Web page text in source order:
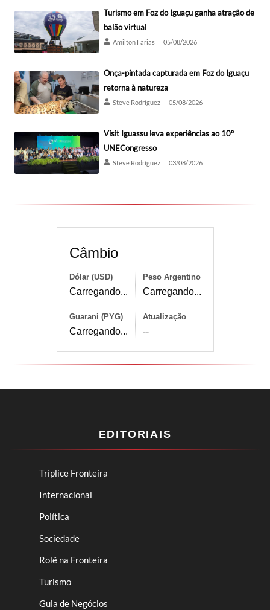
Turismo em Foz do Iguaçu ganha atração de
balão virtual
Amilton Farias 05/08/2026
Onça-pintada capturada em Foz do Iguaçu
retorna à natureza
Steve Rodríguez 05/08/2026
Visit Iguassu leva experiências ao 10º
UNECongresso
Steve Rodríguez 03/08/2026
Câmbio
Dólar (USD)
Carregando...
Peso Argentino
Carregando...
Guarani (PYG)
Carregando...
Atualização
--
EDITORIAIS
Tríplice Fronteira
Internacional
Política
Sociedade
Rolê na Fronteira
Turismo
Guia de Negócios